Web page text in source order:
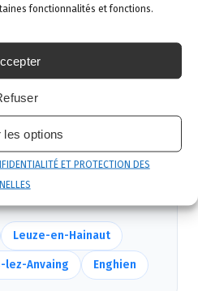
fonctionnalités et fonctions.
les options
ET PROTECTION DES
adapté,
maximale, discrétion
près de Flobecq
délais — voir
Leuze-en-Hainaut
lez-Anvaing Enghien